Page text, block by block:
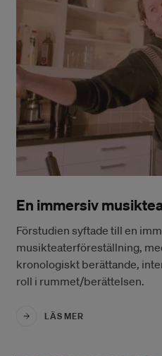
En immersiv
Förstudien syftade till en
musikteaterföreställning,
kronologiskt berättande,
roll i rummet/berättelsen.
LÄS MER